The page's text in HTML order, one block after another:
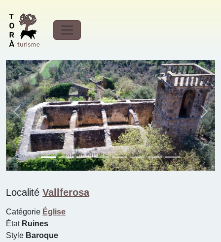
Église de Sant Pere
(Vallferosa)
Previous Next
Localité Vallferosa
Catégorie Église
État Ruines
Style Baroque